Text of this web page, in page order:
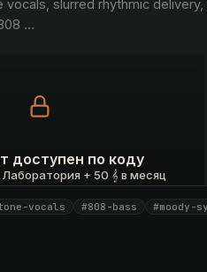
…
доступен по коду
Лаборатория + 50 𝄞 в месяц
У меня есть код
vocals #808-bass #moody-